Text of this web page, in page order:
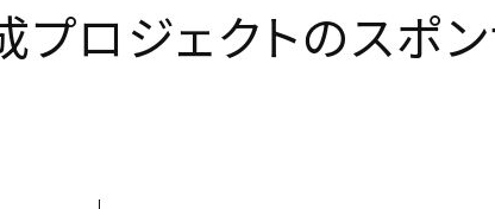
ロジェクトのスポ